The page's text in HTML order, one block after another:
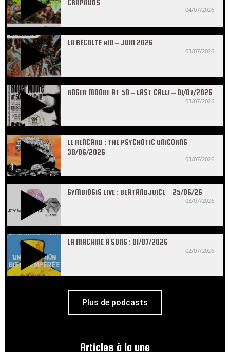
CRAPAUDS
04/07/2026
LA RÉCOLTE #10 – JUIN 2026
03/07/2026
ROGER MOORE AT 50 – LAST CALL! – 01/07/2026
03/07/2026
LE RENCARD : THE PSYCHOTIC UNICORNS –
30/06/2026
03/07/2026
SYMBIOSIS LIVE : BEATANDJUICE – 25/06/26
03/07/2026
LA MACHINE À SONS : 01/07/2026
02/07/2026
Plus de podcasts
Articles à la une